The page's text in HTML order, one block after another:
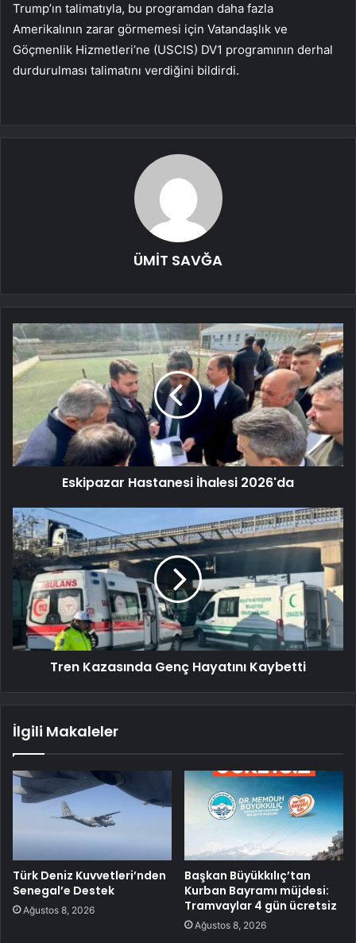
Trump’ın talimatıyla, bu programdan daha fazla
Amerikalının zarar görmemesi için Vatandaşlık ve
Göçmenlik Hizmetleri’ne (USCIS) DV1 programının derhal
durdurulması talimatını verdiğini bildirdi.
ÜMİT SAVĞA
Eskipazar Hastanesi İhalesi 2026'da
Tren Kazasında Genç Hayatını Kaybetti
İlgili Makaleler
Türk Deniz Kuvvetleri’nden
Senegal’e Destek
Ağustos 8, 2026
Başkan Büyükkılıç’tan
Kurban Bayramı müjdesi:
Tramvaylar 4 gün ücretsiz
Ağustos 8, 2026